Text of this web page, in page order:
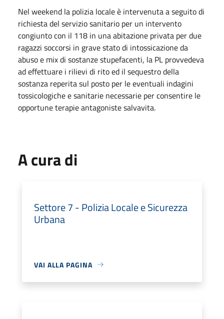
Nel weekend la polizia locale è intervenuta a seguito di
richiesta del servizio sanitario per un ⁠intervento
congiunto con il 118 in una abitazione privata per due
ragazzi soccorsi in grave stato di intossicazione da
abuso e mix di sostanze stupefacenti, la PL provvedeva
ad effettuare i rilievi di rito ed il sequestro della
sostanza reperita sul posto per le eventuali indagini
tossicologiche e sanitarie necessarie per consentire le
opportune terapie antagoniste salvavita.
A cura di
Settore 7 - Polizia Locale e Sicurezza
Urbana
VAI ALLA PAGINA